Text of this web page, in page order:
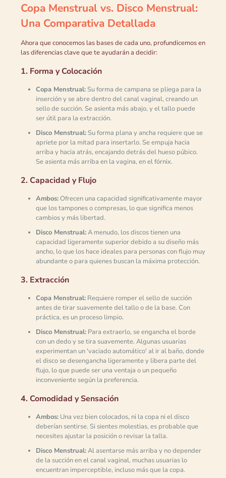
Copa Menstrual vs. Disco Menstrual:
Una Comparativa Detallada
Ahora que conocemos las bases de cada uno, profundicemos en
las diferencias clave que te ayudarán a decidir:
1. Forma y Colocación
Copa Menstrual:Su forma de campana se pliega para la
inserción y se abre dentro del canal vaginal, creando un
sello de succión. Se asienta más abajo, y el tallo puede
ser útil para la extracción.
Disco Menstrual:Su forma plana y ancha requiere que se
apriete por la mitad para insertarlo. Se empuja hacia
arriba y hacia atrás, encajando detrás del hueso púbico.
Se asienta más arriba en la vagina, en el fórnix.
2. Capacidad y Flujo
Ambos:Ofrecen una capacidad significativamente mayor
que los tampones o compresas, lo que significa menos
cambios y más libertad.
Disco Menstrual:A menudo, los discos tienen una
capacidad ligeramente superior debido a su diseño más
ancho, lo que los hace ideales para personas con flujo muy
abundante o para quienes buscan la máxima protección.
3. Extracción
Copa Menstrual:Requiere romper el sello de succión
antes de tirar suavemente del tallo o de la base. Con
práctica, es un proceso limpio.
Disco Menstrual:Para extraerlo, se engancha el borde
con un dedo y se tira suavemente. Algunas usuarias
experimentan un 'vaciado automático' al ir al baño, donde
el disco se desengancha ligeramente y libera parte del
flujo, lo que puede ser una ventaja o un pequeño
inconveniente según la preferencia.
4. Comodidad y Sensación
Ambos:Una vez bien colocados, ni la copa ni el disco
deberían sentirse. Si sientes molestias, es probable que
necesites ajustar la posición o revisar la talla.
Disco Menstrual:Al asentarse más arriba y no depender
de la succión en el canal vaginal, muchas usuarias lo
encuentran imperceptible, incluso más que la copa.